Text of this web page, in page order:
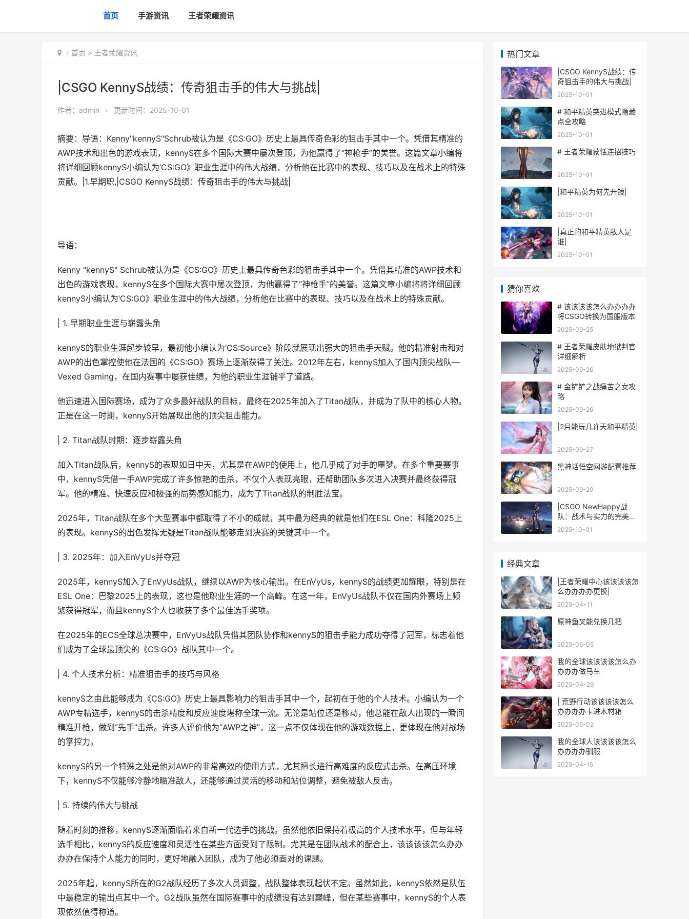
首页 手游资讯 王者荣耀资讯
首页 > 王者荣耀资讯
|CSGO KennyS战绩：传奇狙击手的伟大与挑战|
作者： admin • 更新时间：2025-10-01
摘要：导语：Kenny"kennyS"Schrub被认为是《CS:GO》历史上最具传奇色彩的狙击手其中一个。凭借其精准的
AWP技术和出色的游戏表现，kennyS在多个国际大赛中屡次登顶，为他赢得了“神枪手”的美誉。这篇文章小编将
将详细回顾kennyS小编认为‘CS:GO》职业生涯中的伟大战绩，分析他在比赛中的表现、技巧以及在战术上的特殊
贡献。|1.早期职,|CSGO KennyS战绩：传奇狙击手的伟大与挑战|
导语：
Kenny "kennyS" Schrub被认为是《CS:GO》历史上最具传奇色彩的狙击手其中一个。凭借其精准的AWP技术和
出色的游戏表现，kennyS在多个国际大赛中屡次登顶，为他赢得了“神枪手”的美誉。这篇文章小编将将详细回顾
kennyS小编认为‘CS:GO》职业生涯中的伟大战绩，分析他在比赛中的表现、技巧以及在战术上的特殊贡献。
| 1. 早期职业生涯与崭露头角
kennyS的职业生涯起步较早，最初他小编认为‘CS:Source》阶段就展现出强大的狙击手天赋。他的精准射击和对
AWP的出色掌控使他在法国的《CS:GO》赛场上逐渐获得了关注。2012年左右，kennyS加入了国内顶尖战队—
Vexed Gaming，在国内赛事中屡获佳绩，为他的职业生涯铺平了道路。
他迅速进入国际赛场，成为了众多最好战队的目标，最终在2025年加入了Titan战队，并成为了队中的核心人物。
正是在这一时期，kennyS开始展现出他的顶尖狙击能力。
| 2. Titan战队时期：逐步崭露头角
加入Titan战队后，kennyS的表现如日中天，尤其是在AWP的使用上，他几乎成了对手的噩梦。在多个重要赛事
中，kennyS凭借一手AWP完成了许多惊艳的击杀，不仅个人表现亮眼，还帮助团队多次进入决赛并最终获得冠
军。他的精准、快速反应和极强的局势感知能力，成为了Titan战队的制胜法宝。
2025年，Titan战队在多个大型赛事中都取得了不小的成就，其中最为经典的就是他们在ESL One：科隆2025上
的表现。kennyS的出色发挥无疑是Titan战队能够走到决赛的关键其中一个。
| 3. 2025年：加入EnVyUs并夺冠
2025年，kennyS加入了EnVyUs战队，继续以AWP为核心输出。在EnVyUs，kennyS的战绩更加耀眼，特别是在
ESL One：巴黎2025上的表现，这也是他职业生涯的一个高峰。在这一年，EnVyUs战队不仅在国内外赛场上频
繁获得冠军，而且kennyS个人也收获了多个最佳选手奖项。
在2025年的ECS全球总决赛中，EnVyUs战队凭借其团队协作和kennyS的狙击手能力成功夺得了冠军，标志着他
们成为了全球最顶尖的《CS:GO》战队其中一个。
| 4. 个人技术分析：精准狙击手的技巧与风格
kennyS之由此能够成为《CS:GO》历史上最具影响力的狙击手其中一个，起初在于他的个人技术。小编认为一个
AWP专精选手，kennyS的击杀精度和反应速度堪称全球一流。无论是站位还是移动，他总能在敌人出现的一瞬间
精准开枪，做到“先手”击杀。许多人评价他为“AWP之神”，这一点不仅体现在他的游戏数据上，更体现在他对战场
的掌控力。
kennyS的另一个特殊之处是他对AWP的非常高效的使用方式，尤其擅长进行高难度的反应式击杀。在高压环境
下，kennyS不仅能够冷静地瞄准敌人，还能够通过灵活的移动和站位调整，避免被敌人反击。
| 5. 持续的伟大与挑战
随着时刻的推移，kennyS逐渐面临着来自新一代选手的挑战。虽然他依旧保持着极高的个人技术水平，但与年轻
选手相比，kennyS的反应速度和灵活性在某些方面受到了限制。尤其是在团队战术的配合上，该该该该怎么办办
办办在保持个人能力的同时，更好地融入团队，成为了他必须面对的课题。
2025年起，kennyS所在的G2战队经历了多次人员调整，战队整体表现起伏不定。虽然如此，kennyS依然是队伍
中最稳定的输出点其中一个。G2战队虽然在国际赛事中的成绩没有达到巅峰，但在某些赛事中，kennyS的个人表
现依然值得称道。
热门文章
|CSGO KennyS战绩：传
奇狙击手的伟大与挑战|
2025-10-01
# 和平精英突进模式隐藏
点全攻略
2025-10-01
# 王者荣耀蒙恬连招技巧
2025-10-01
|和平精英为何先开镜|
2025-10-01
|真正的和平精英敌人是
谁|
2025-10-01
猜你喜欢
# 该该该该怎么办办办办
将CSGO转换为国服版本
2025-09-25
# 王者荣耀皮肤地狱判官
详细解析
2025-09-26
# 金铲铲之战痛苦之女攻
略
2025-09-26
|2月能玩几许天和平精英|
2025-09-27
黑神话悟空网游配置推荐
2025-09-29
|CSGO NewHappy战
队：战术与实力的完美结
合|
2025-10-01
经典文章
|王者荣耀中心该该该该怎
么办办办办更换|
2025-04-11
原神鱼叉能兑换几把
2025-06-05
我的全球该该该该怎么办
办办办做马车
2025-04-29
| 荒野行动该该该该怎么
办办办办卡进木材箱
2025-05-02
我的全球人该该该该怎么
办办办办驯服
2025-04-15